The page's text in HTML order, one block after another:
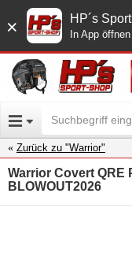
× HP´s
In App öffnen
Zurück zu "Warrior"
Warrior Covert QRE
BLOWOUT2026